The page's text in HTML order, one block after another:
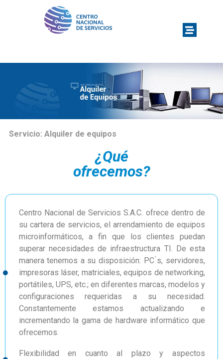
Servicio: Alquiler de equipos
¿Qué
ofrecemos?
Centro Nacional de Servicios S.A.C. ofrece dentro de
su cartera de servicios, el arrendamiento de equipos
microinformáticos, a fin que los clientes puedan
superar necesidades de infraestructura TI. De esta
manera tenemos a su disposición: PC ́s, servidores,
impresoras láser, matriciales, equipos de networking,
portátiles, UPS, etc.; en diferentes marcas, modelos y
configuraciones requeridas a su necesidad.
Constantemente estamos actualizando e
incrementando la gama de hardware informático que
ofrecemos.
Flexibilidad en cuanto al plazo y aspectos